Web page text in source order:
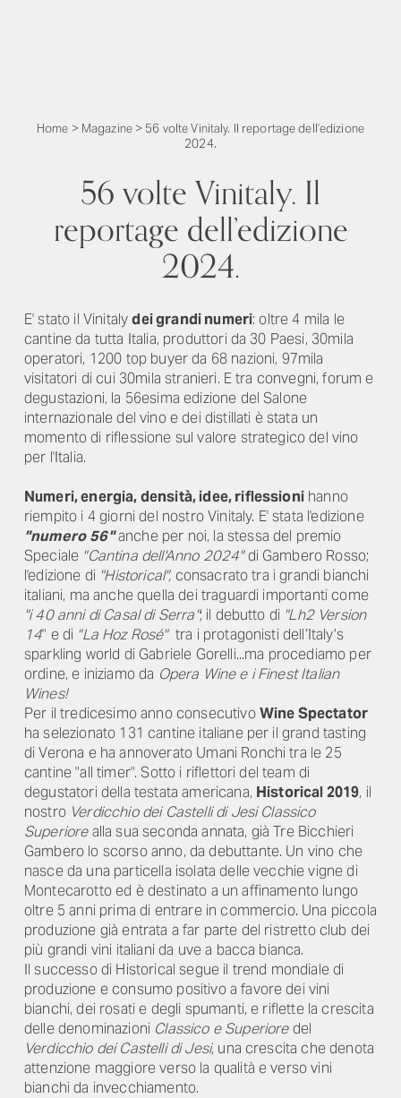
Home > Magazine> 56 volte Vinitaly. Il reportage dell’edizione
2024.
56 volte Vinitaly. Il
reportage dell’edizione
2024.
E' stato il Vinitalydei grandi numeri: oltre 4 mila le
cantine da tutta Italia, produttori da 30 Paesi, 30mila
operatori, 1200 top buyer da 68 nazioni, 97mila
visitatori di cui 30mila stranieri. E tra convegni, forum e
degustazioni, la 56esima edizione del Salone
internazionale del vino e dei distillati è stata un
momento di riflessione sul valore strategico del vino
per l'Italia.
Numeri, energia, densità, idee, riflessionihanno
riempito i 4 giorni del nostro Vinitaly. E' stata l'edizione
"numero 56"anche per noi, la stessa del premio
Speciale "Cantina dell'Anno 2024"di Gambero Rosso;
l'edizione di "Historical", consacrato tra i grandi bianchi
italiani, ma anche quella dei traguardi importanti come
"i 40 anni di Casal di Serra"; il debutto di "Lh2 Version
14" e di "La Hoz Rosé"tra i protagonisti dell’Italy’s
sparkling world di Gabriele Gorelli...ma procediamo per
ordine, e iniziamo da Opera Wine e i Finest Italian
Wines!
Per il tredicesimo anno consecutivoWine Spectator
ha selezionato 131 cantine italiane per il grand tasting
di Verona e ha annoverato Umani Ronchi tra le 25
cantine "all timer". Sotto i riflettori del team di
degustatori della testata americana, Historical 2019, il
nostro Verdicchio dei Castelli di Jesi Classico
Superiorealla sua seconda annata, già Tre Bicchieri
Gambero lo scorso anno, da debuttante. Un vino che
nasce da una particella isolata delle vecchie vigne di
Montecarotto ed è destinato a un affinamento lungo
oltre 5 anni prima di entrare in commercio. Una piccola
produzione già entrata a far parte del ristretto club dei
più grandi vini italiani da uve a bacca bianca.
Il successo di Historical segue il trend mondiale di
produzione e consumo positivo a favore dei vini
bianchi, dei rosati e degli spumanti, e riflette la crescita
delle denominazioni Classico e Superioredel
Verdicchio dei Castelli di Jesi, una crescita che denota
attenzione maggiore verso la qualità e verso vini
bianchi da invecchiamento.